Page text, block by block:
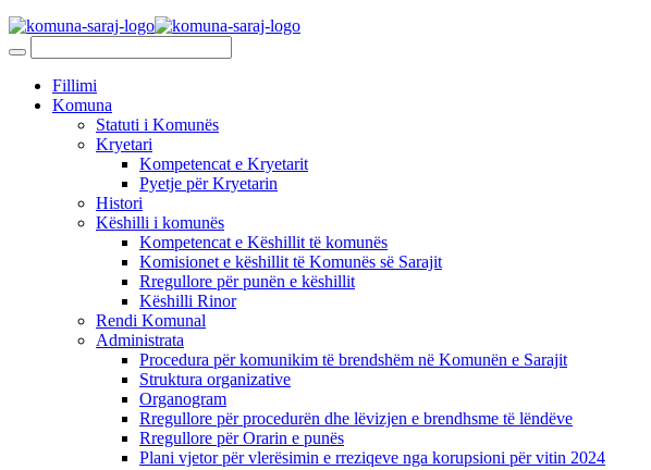
Fillimi
Komuna
Statuti i Komunës
Kryetari
Kompetencat e Kryetarit
Pyetje për Kryetarin
Histori
Këshilli i komunës
Kompetencat e Këshillit të komunës
Komisionet e këshillit të Komunës së Sarajit
Rregullore për punën e këshillit
Këshilli Rinor
Rendi Komunal
Administrata
Procedura për komunikim të brendshëm në Komunën e Sarajit
Struktura organizative
Organogram
Rregullore për procedurën dhe lëvizjen e brendhsme të lëndëve
Rregullore për Orarin e punës
Plani vjetor për vlerësimin e rreziqeve nga korupsioni për vitin 2024